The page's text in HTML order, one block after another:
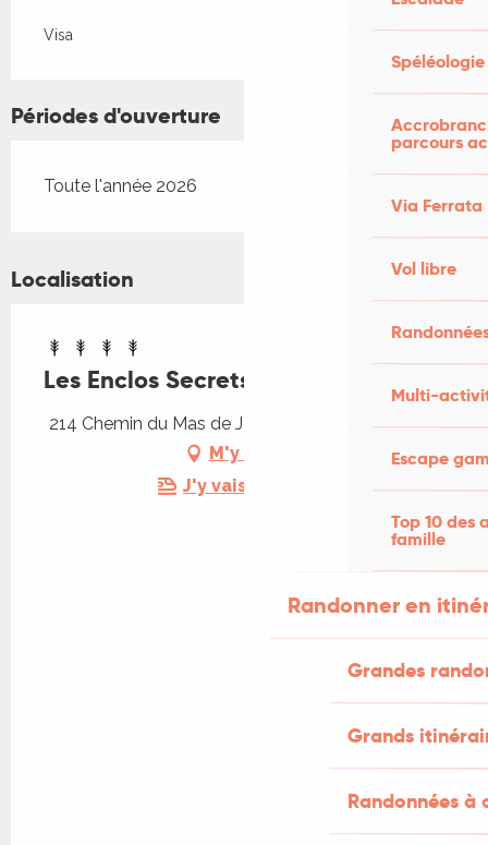
Spéléologie
parcours
Via Ferrata
Vol libre
Multi-
Escape
Top 10 des
famille
Randonner en
Grandes
Grands
Randonnées
Visa
Périodes d'ouverture
Toute l'année 2026
Localisation
Les Enclos Secrets
214 Chemin du Mas de Janduret, 46320 Livernon
M'y rendre
J'y vais en train !